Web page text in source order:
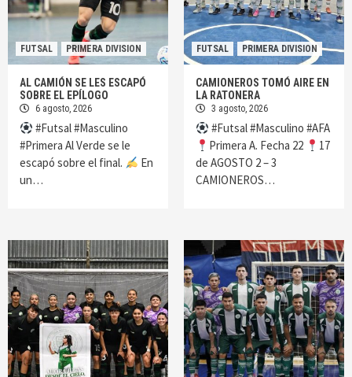
FUTSAL PRIMERA DIVISION
AL CAMIÓN SE LES ESCAPÓ
SOBRE EL EPÍLOGO
6 agosto, 2026
#Futsal #Masculino
#Primera Al Verde se le
escapó sobre el final.
En
un…
FUTSAL PRIMERA DIVISION
CAMIONEROS TOMÓ AIRE EN
LA RATONERA
3 agosto, 2026
#Futsal #Masculino #AFA
Primera A. Fecha 22
17
de AGOSTO 2 – 3
CAMIONEROS…